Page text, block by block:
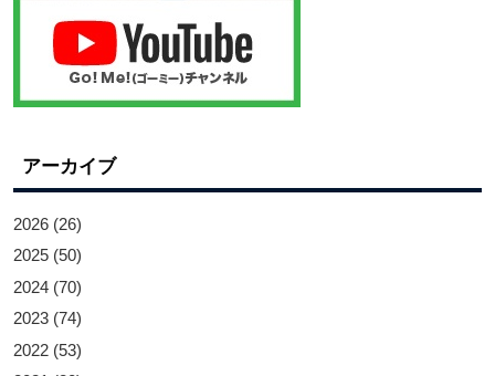
アーカイブ
2026 (26)
2025 (50)
2024 (70)
2023 (74)
2022 (53)